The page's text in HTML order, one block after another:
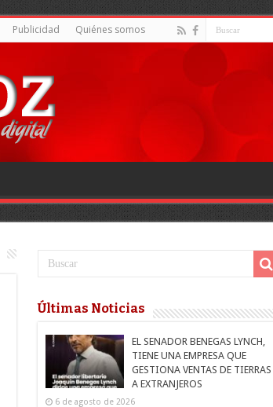
Publicidad Quiénes somos
Últimas Noticias
EL SENADOR BENEGAS LYNCH,
TIENE UNA EMPRESA QUE
GESTIONA VENTAS DE TIERRAS
A EXTRANJEROS
6 de agosto de 2026